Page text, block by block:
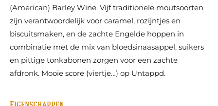
(American) Barley Wine. Vijf traditionele moutsoorten
zijn verantwoordelijk voor caramel, rozijntjes en
biscuitsmaken, en de zachte Engelde hoppen in
combinatie met de mix van bloedsinaasappel, suikers
en pittige tonkabonen zorgen voor een zachte
afdronk. Mooie score (viertje…) op Untappd.